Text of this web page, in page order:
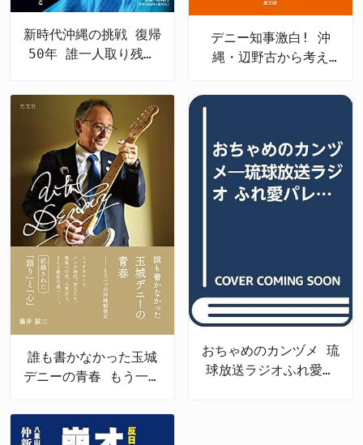
新時代沖縄の挑戦 復帰
50年 誰一人取り残さ
デニー知事激白! 沖
縄・辺野古から考え
誰も書かなかった玉城
デニーの青春 もう一つ
おちゃめのカンヅメ 琉
球放送ラジオふれ愛パ